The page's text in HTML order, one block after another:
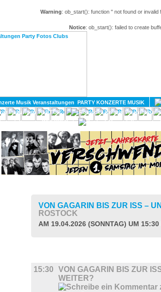
Warning: ob_start(): function '' not found or invalid
Notice: ob_start(): failed to create
PARTY KONZERTE MUSIK
KULTUR
DIVERSES
VON GAGARIN BIS ZUR ISS –
ROSTOCK
AM 19.04.2026 (SONNTAG) UM 15:30
15:30
VON GAGARIN BIS ZUR
WEITER?